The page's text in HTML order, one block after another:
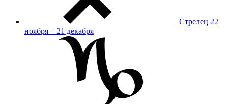
Стрелец 22
ноября – 21 декабря